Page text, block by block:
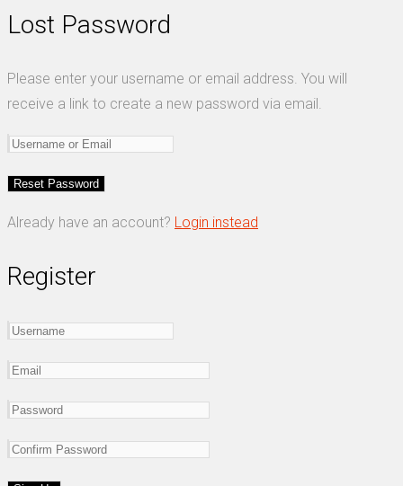
Lost Password
Please enter your username or email address. You will
receive a link to create a new password via email.
Already have an account? Login instead
Register